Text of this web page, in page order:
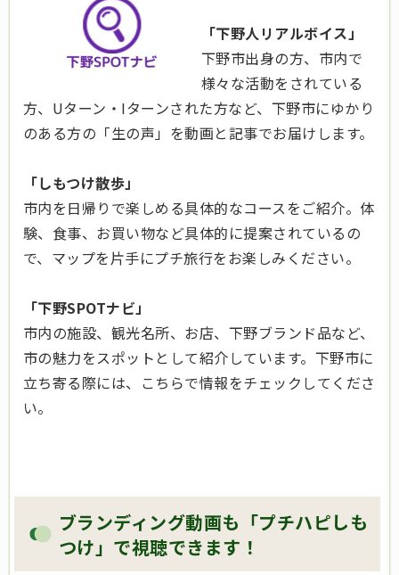
「下野人リアルボイス」
下野市出身の方、市内で
様々な活動をされている
方、Uターン・Iターンされた方など、下野市にゆかり
のある方の「生の声」を動画と記事でお届けします。
「しもつけ散歩」
市内を日帰りで楽しめる具体的なコースをご紹介。体
験、食事、お買い物など具体的に提案されているの
で、マップを片手にプチ旅行をお楽しみください。
「下野SPOTナビ」
市内の施設、観光名所、お店、下野ブランド品など、
市の魅力をスポットとして紹介しています。下野市に
立ち寄る際には、こちらで情報をチェックしてくださ
い。
ブランディング動画も「プチハピしも
つけ」で視聴できます！